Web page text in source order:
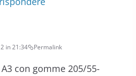
in 21:34 Permalink
con gomme 205/55-